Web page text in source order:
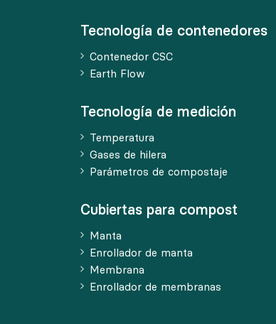
Tecnología de contenedores
Contenedor CSC
Earth Flow
Tecnología de medición
Temperatura
Gases de hilera
Parámetros de compostaje
Cubiertas para compost
Manta
Enrollador de manta
Membrana
Enrollador de membranas